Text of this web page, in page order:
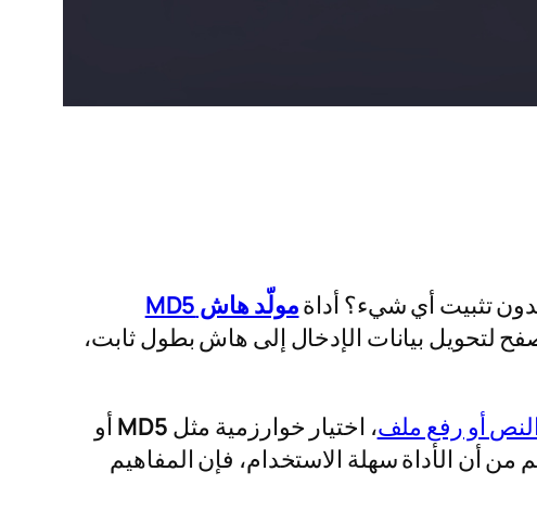
تثبيت أي شيء؟ أداة
مولّد هاش MD5
لتحويل بيانات الإدخال إلى هاش بطول ثابت،
أو رفع ملف، اختيار خوارزمية مثل MD5 أو
أن الأداة سهلة الاستخدام، فإن المفاهيم